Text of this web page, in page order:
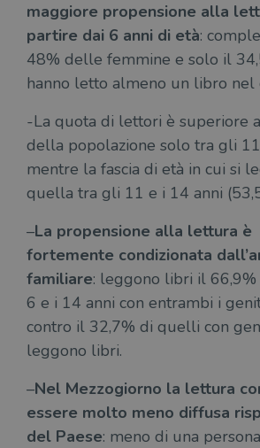
maggiore propensione alla
partire dai 6 anni di età:
48% delle femmine e solo il
hanno letto almeno un libro nel
-La quota di lettori è superiore
della popolazione solo tra gli
mentre la fascia di età in cui si
quella tra gli 11 e i 14 anni
–La propensione alla lettura è
fortemente condizionata
familiare: leggono libri il 66,9%
6 e i 14 anni con entrambi i
contro il 32,7% di quelli con
leggono libri.
–Nel Mezzogiorno la lettura
essere molto meno diffusa
del Paese: meno di una